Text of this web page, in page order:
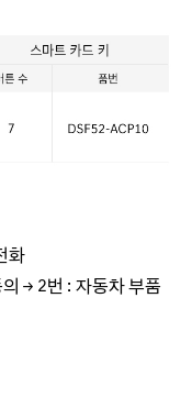
화
의→ 2번 : 자동차 부품